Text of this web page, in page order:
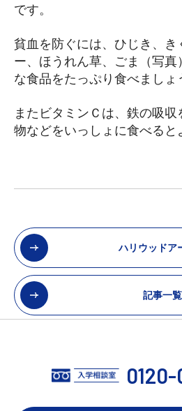
です。
貧血を防ぐには、ひじき、き
ー、ほうれん草、ごま（写真
な食品をたっぷり食べましょ
またビタミンＣは、鉄の吸
物などをいっしょに食べると
ハリウッドア
記事一